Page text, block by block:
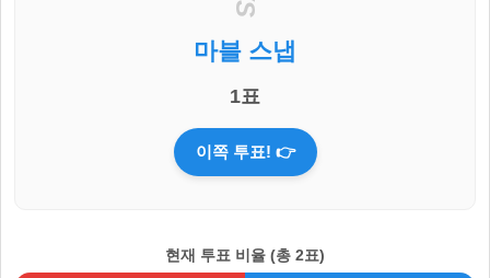
마블 스냅
1표
이쪽 투표! 👉
현재 투표 비율 (총 2표)